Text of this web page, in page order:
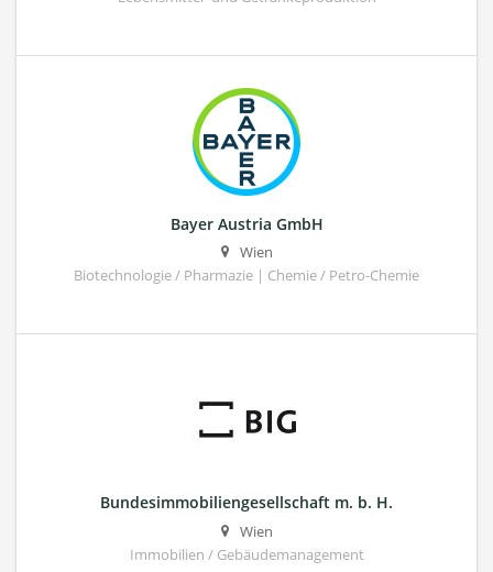
Bayer Austria GmbH
Wien
Biotechnologie / Pharmazie | Chemie / Petro-Chemie
Bundesimmobiliengesellschaft m. b. H.
Wien
Immobilien / Gebäudemanagement